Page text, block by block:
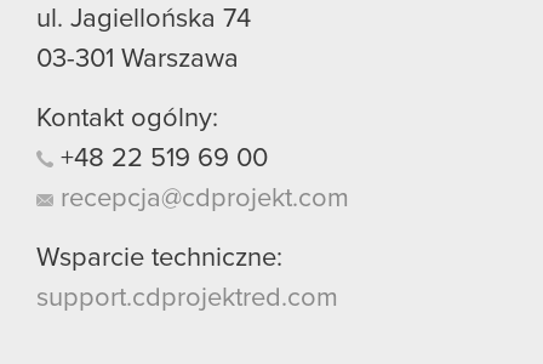
ul. Jagiellońska 74
03-301 Warszawa
Kontakt ogólny:
+48 22 519 69 00
recepcja@cdprojekt.com
Wsparcie techniczne:
support.cdprojektred.com